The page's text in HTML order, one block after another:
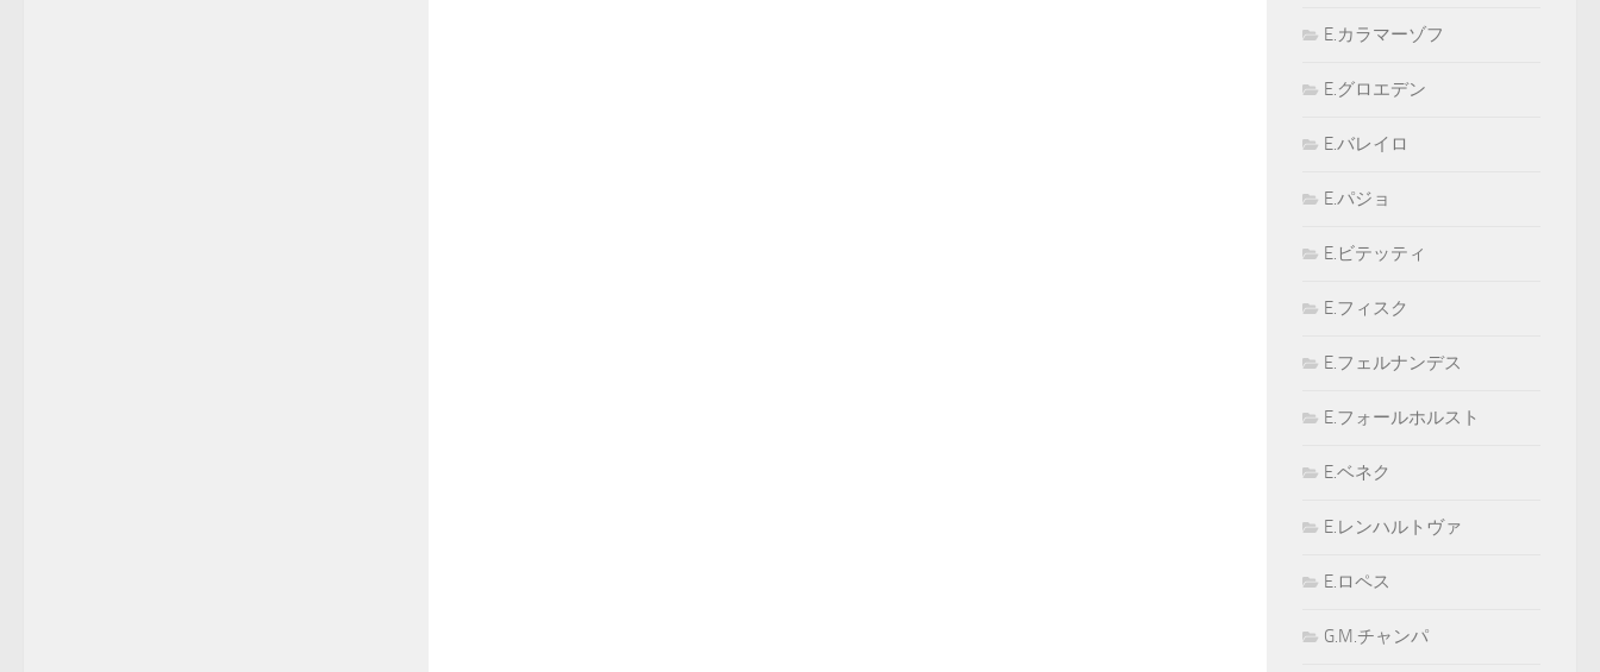
E.カラマーゾフ
E.グロエデン
E.バレイロ
E.パジョ
E.ビテッティ
E.フィスク
E.フェルナンデス
E.フォールホルスト
E.ベネク
E.レンハルトヴァ
E.ロペス
G.M.チャンパ